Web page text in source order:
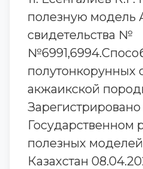
полезную модель
свидетельства №
полутонкорунных
акжаикской
Зарегистрировано
Государственном
полезных
Казахстан